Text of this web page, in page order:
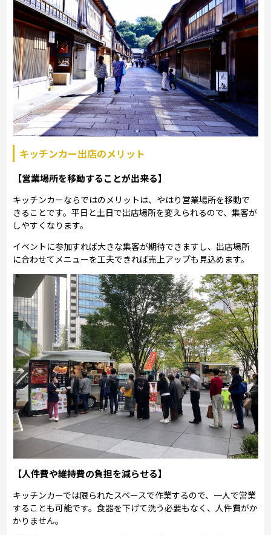
キッチンカー出店のメリット
【営業場所を移動することが出来る】
キッチンカーならではのメリットは、やはり営業場所を移動で
きることです。平日と土日で出店場所を変えられるので、集客が
しやすくなります。
イベントに参加すれば大きな集客が期待できますし、出店場所
に合わせてメニューを工夫できれば売上アップも見込めます。
【人件費や維持費の負担を減らせる】
キッチンカーでは限られたスペースで作業するので、一人で営業
することも可能です。食器を下げて洗う必要もなく、人件費がか
かりません。